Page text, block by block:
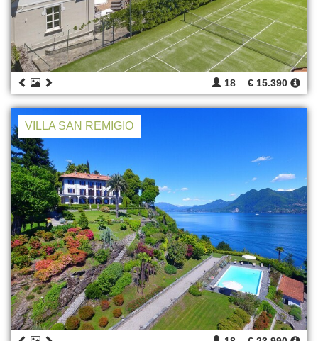
18 € 15.390
VILLA SAN REMIGIO